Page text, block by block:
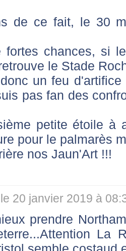
de ce fait, le 30
chances, si
le Stade
un feu
pas fan des
petite étoile à
pour le palmarès
nos Jaun'Art !!!
le 20 janvier 2019 à
prendre
La